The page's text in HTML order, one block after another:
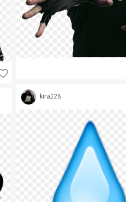
kira228